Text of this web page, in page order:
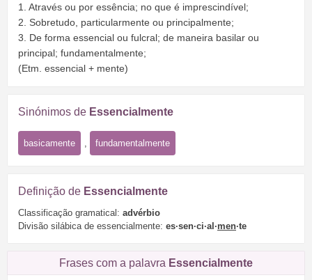
1. Através ou por essência; no que é imprescindível;
2. Sobretudo, particularmente ou principalmente;
3. De forma essencial ou fulcral; de maneira basilar ou
principal; fundamentalmente;
(Etm. essencial + mente)
Sinónimos de Essencialmente
basicamente fundamentalmente
Definição de Essencialmente
Classificação gramatical: advérbio
Divisão silábica de essencialmente: es·sen·ci·al·men·te
Frases com a palavra Essencialmente